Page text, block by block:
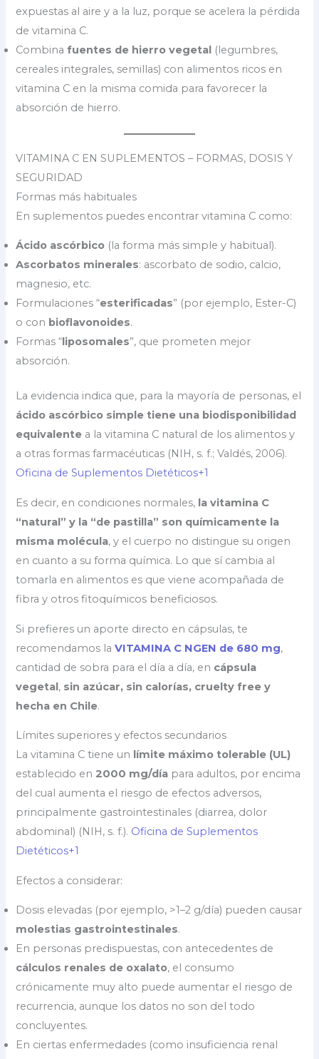
expuestas al aire y a la luz, porque se acelera la pérdida
de vitamina C.
Combinafuentes de hierro vegetal (legumbres,
cereales integrales, semillas) con alimentos ricos en
vitamina C en la misma comida para favorecer la
absorción de hierro.
VITAMINA C EN SUPLEMENTOS – FORMAS, DOSIS Y
SEGURIDAD
Formas más habituales
En suplementos puedes encontrar vitamina C como:
Ácido ascórbico (la forma más simple y habitual).
Ascorbatos minerales: ascorbato de sodio, calcio,
magnesio, etc.
Formulaciones “esterificadas” (por ejemplo, Ester-C)
o con bioflavonoides.
Formas “ liposomales”, que prometen mejor
absorción.
La evidencia indica que, para la mayoría de personas, el
ácido ascórbico simple tiene una biodisponibilidad
equivalente a la vitamina C natural de los alimentos y
a otras formas farmacéuticas (NIH, s. f.; Valdés, 2006).
Oficina de Suplementos Dietéticos+1
Es decir, en condiciones normales, la vitamina C
“natural” y la “de pastilla” son químicamente la
misma molécula, y el cuerpo no distingue su origen
en cuanto a su forma química. Lo que sí cambia al
tomarla en alimentos es que viene acompañada de
fibra y otros fitoquímicos beneficiosos.
Si prefieres un aporte directo en cápsulas, te
recomendamos laVITAMINA C NGEN de 680 mg,
cantidad de sobra para el día a día, en cápsula
vegetal, sin azúcar, sin calorías, cruelty free y
hecha en Chile.
Límites superiores y efectos secundarios
La vitamina C tiene un límite máximo tolerable (UL)
establecido en 2000 mg/día para adultos, por encima
del cual aumenta el riesgo de efectos adversos,
principalmente gastrointestinales (diarrea, dolor
abdominal) (NIH, s. f.). Oficina de Suplementos
Dietéticos+1
Efectos a considerar:
Dosis elevadas (por ejemplo, >1–2 g/día) pueden causar
molestias gastrointestinales.
En personas predispuestas, con antecedentes de
cálculos renales de oxalato, el consumo
crónicamente muy alto puede aumentar el riesgo de
recurrencia, aunque los datos no son del todo
concluyentes.
En ciertas enfermedades (como insuficiencia renal